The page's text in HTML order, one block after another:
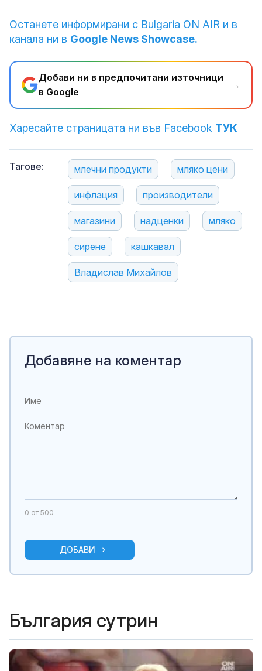
Останете информирани с Bulgaria ON AIR и в
канала ни в Google News Showcase.
Добави ни в предпочитани източници
в Google
→
Харесайте страницата ни във Facebook ТУК
Тагове: млечни продукти мляко цени
инфлация производители
магазини надценки мляко
сирене кашкавал
Владислав Михайлов
Добавяне на коментар
0 от 500
ДОБАВИ
България сутрин